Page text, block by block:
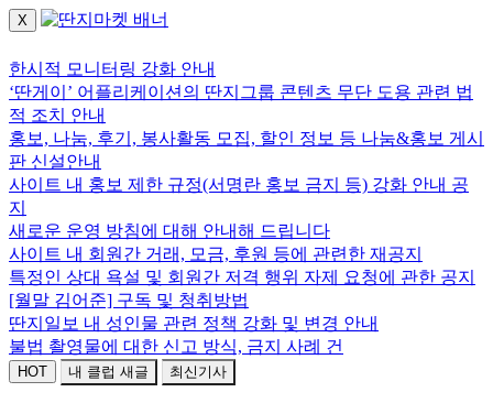
X
한시적 모니터링 강화 안내
‘딴게이’ 어플리케이션의 딴지그룹 콘텐츠 무단 도용 관련 법
적 조치 안내
홍보, 나눔, 후기, 봉사활동 모집, 할인 정보 등 나눔&홍보 게시
판 신설안내
사이트 내 홍보 제한 규정(서명란 홍보 금지 등) 강화 안내 공
지
새로운 운영 방침에 대해 안내해 드립니다
사이트 내 회원간 거래, 모금, 후원 등에 관련한 재공지
특정인 상대 욕설 및 회원간 저격 행위 자제 요청에 관한 공지
[월말 김어준] 구독 및 청취방법
딴지일보 내 성인물 관련 정책 강화 및 변경 안내
불법 촬영물에 대한 신고 방식, 금지 사례 건
HOT 내 클럽 새글 최신기사